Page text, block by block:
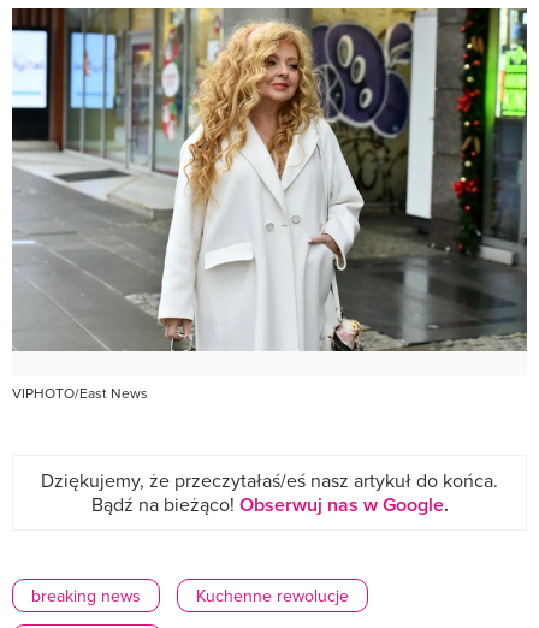
VIPHOTO/East News
Dziękujemy, że przeczytałaś/eś nasz artykuł do końca.
Bądź na bieżąco! Obserwuj nas w Google.
breaking news
Kuchenne rewolucje